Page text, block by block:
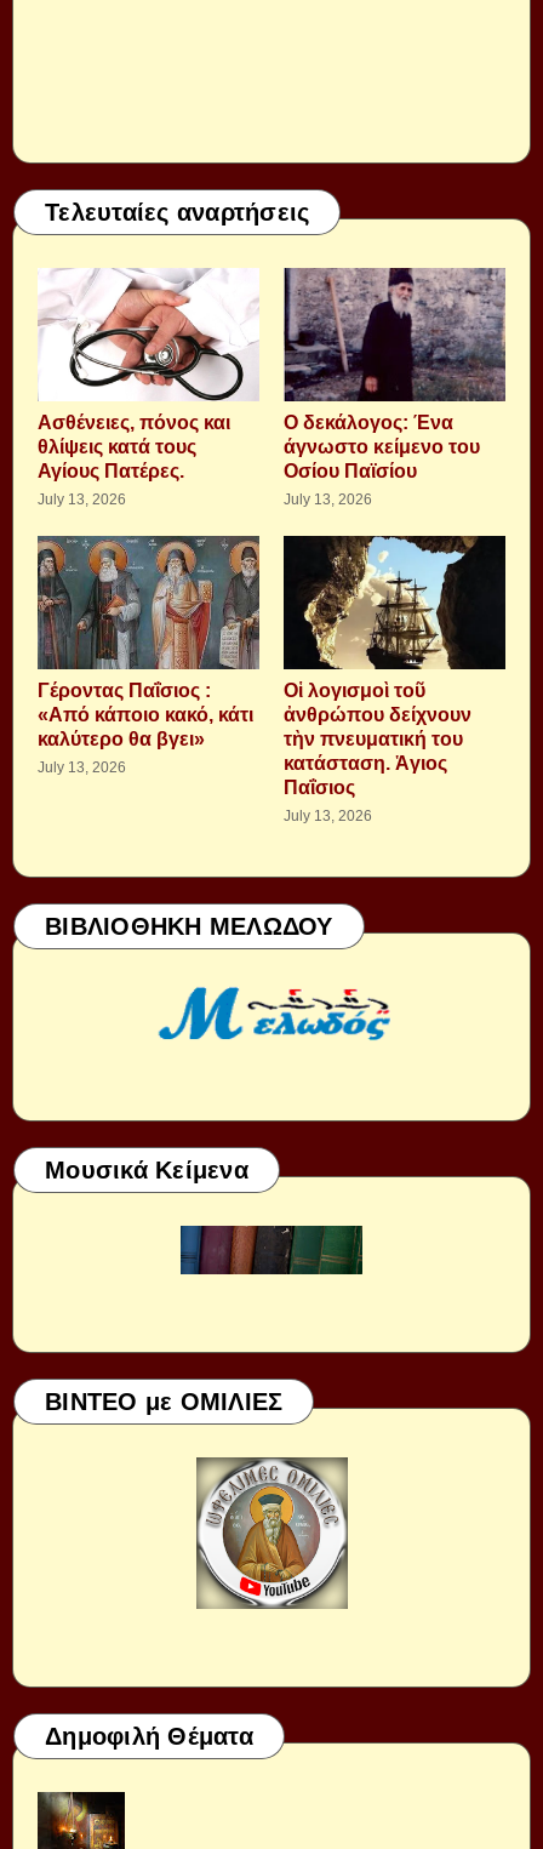
Τελευταίες αναρτήσεις
Aσθένειες, πόνος και
θλίψεις κατά τους
Αγίους Πατέρες.
July 13, 2026
Ο δεκάλογος: Ένα
άγνωστο κείμενο του
Οσίου Παϊσίου
July 13, 2026
Γέροντας Παΐσιος :
«Από κάποιο κακό, κάτι
καλύτερο θα βγει»
July 13, 2026
Οἱ λογισμοὶ τοῦ
ἀνθρώπου δείχνουν
τὴν πνευματική του
κατάσταση. Ἁγιος
Παΐσιος
July 13, 2026
ΒΙΒΛΙΟΘΗΚΗ ΜΕΛΩΔΟΥ
Μουσικά Κείμενα
ΒΙΝΤΕΟ με ΟΜΙΛΙΕΣ
Δημοφιλή Θέματα